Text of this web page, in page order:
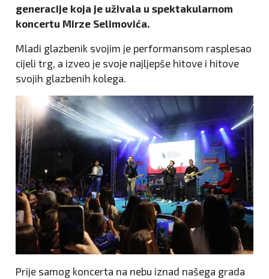
generacije koja je uživala u spektakularnom
koncertu Mirze Selimovića.
Mladi glazbenik svojim je performansom rasplesao
cijeli trg, a izveo je svoje najljepše hitove i hitove
svojih glazbenih kolega.
Prije samog koncerta na nebu iznad našega grada